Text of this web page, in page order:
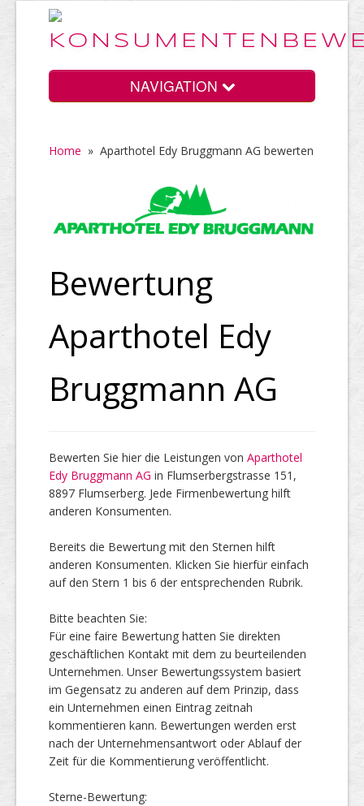
NAVIGATION
Home
Vorteile
Preise
HELP Awards
Top Firmen
Über uns
Home » Aparthotel Edy Bruggmann AG bewerten
Bewertung
Aparthotel Edy
Bruggmann AG
Bewerten Sie hier die Leistungen von Aparthotel
Edy Bruggmann AG in Flumserbergstrasse 151,
8897 Flumserberg. Jede Firmenbewertung hilft
anderen Konsumenten.
Bereits die Bewertung mit den Sternen hilft
anderen Konsumenten. Klicken Sie hierfür einfach
auf den Stern 1 bis 6 der entsprechenden Rubrik.
Bitte beachten Sie:
Für eine faire Bewertung hatten Sie direkten
geschäftlichen Kontakt mit dem zu beurteilenden
Unternehmen. Unser Bewertungssystem basiert
im Gegensatz zu anderen auf dem Prinzip, dass
ein Unternehmen einen Eintrag zeitnah
kommentieren kann. Bewertungen werden erst
nach der Unternehmensantwort oder Ablauf der
Zeit für die Kommentierung veröffentlicht.
Sterne-Bewertung: